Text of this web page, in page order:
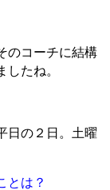
のコーチに結構
たね。
日の２日。土曜
とは？